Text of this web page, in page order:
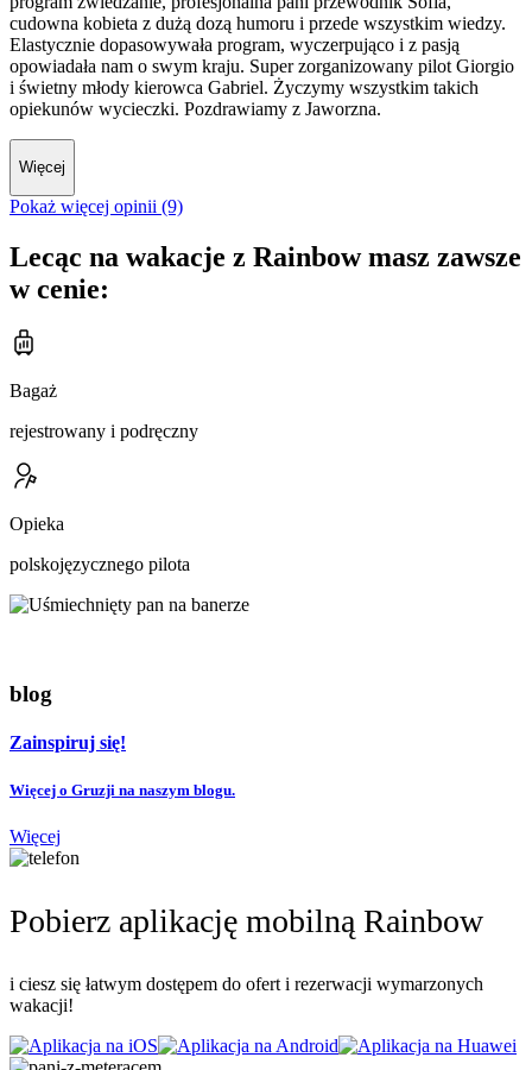
cudowna kobieta z dużą dozą humoru i przede wszystkim wiedzy.
Elastycznie dopasowywała program, wyczerpująco i z pasją
opowiadała nam o swym kraju. Super zorganizowany pilot Giorgio
i świetny młody kierowca Gabriel. Życzymy wszystkim takich
opiekunów wycieczki. Pozdrawiamy z Jaworzna.
Więcej
Pokaż więcej opinii (9)
Lecąc na wakacje z Rainbow masz zawsze
w cenie:
Bagaż
rejestrowany i podręczny
Opieka
polskojęzycznego pilota
blog
Zainspiruj się!
Więcej o Gruzji na naszym blogu.
Więcej
Pobierz aplikację mobilną Rainbow
i ciesz się łatwym dostępem do ofert i rezerwacji wymarzonych
wakacji!